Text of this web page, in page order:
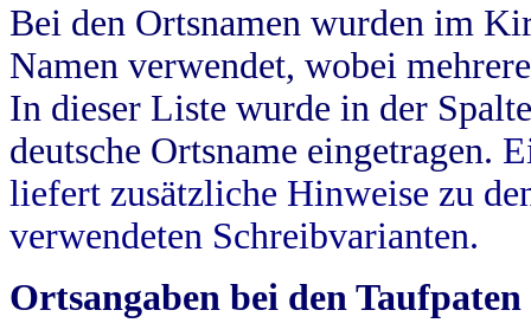
Bei den Ortsnamen wurden im
Namen verwendet, wobei
In dieser Liste wurde in der
deutsche Ortsname eingetragen.
liefert zusätzliche Hinweise zu
verwendeten Schreibvarianten.
Ortsangaben bei den Taufpaten